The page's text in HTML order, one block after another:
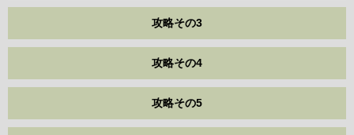
攻略その3
攻略その4
攻略その5